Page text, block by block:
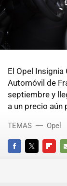
El Opel Insignia
Automóvil de
septiembre y
a un precio aún
FACEBOOKTWITTER
TEMAS Opel